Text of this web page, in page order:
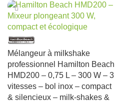
Mélangeur à milkshake
professionnel Hamilton Beach
HMD200 – 0,75 L – 300 W – 3
vitesses – bol inox – compact
& silencieux – milk-shakes &